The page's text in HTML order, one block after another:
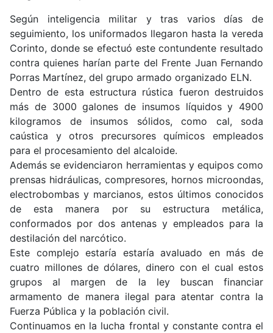
Según inteligencia militar y tras varios días de
seguimiento, los uniformados llegaron hasta la vereda
Corinto, donde se efectuó este contundente resultado
contra quienes harían parte del Frente Juan Fernando
Porras Martínez, del grupo armado organizado ELN.
Dentro de esta estructura rústica fueron destruidos
más de 3000 galones de insumos líquidos y 4900
kilogramos de insumos sólidos, como cal, soda
caústica y otros precursores químicos empleados
para el procesamiento del alcaloide.
Además se evidenciaron herramientas y equipos como
prensas hidráulicas, compresores, hornos microondas,
electrobombas y marcianos, estos últimos conocidos
de esta manera por su estructura metálica,
conformados por dos antenas y empleados para la
destilación del narcótico.
Este complejo estaría estaría avaluado en más de
cuatro millones de dólares, dinero con el cual estos
grupos al margen de la ley buscan financiar
armamento de manera ilegal para atentar contra la
Fuerza Pública y la población civil.
Continuamos en la lucha frontal y constante contra el